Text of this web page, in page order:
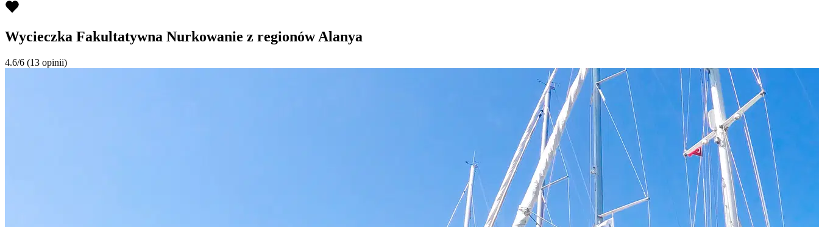
Wycieczka Fakultatywna Nurkowanie z regionów Alanya
4.6/6 (13 opinii)